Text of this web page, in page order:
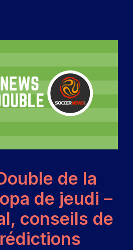
de la
de jeudi –
conseils de